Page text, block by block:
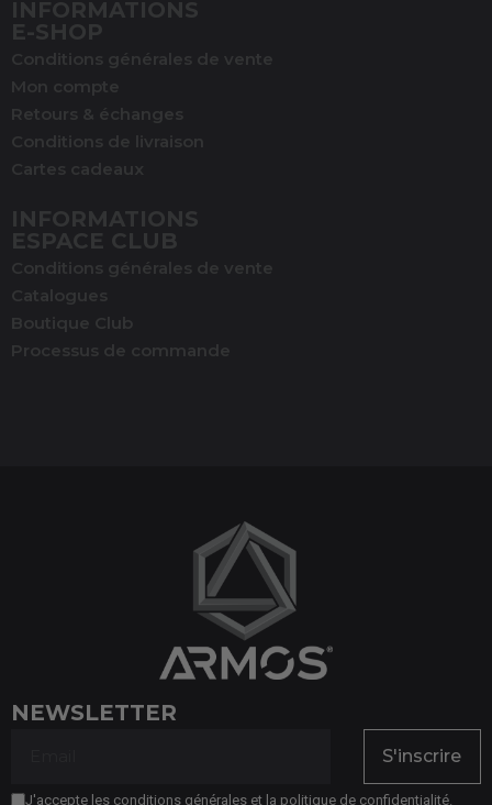
INFORMATIONS
E-SHOP
Conditions générales de vente
Mon compte
Retours & échanges
Conditions de livraison
Cartes cadeaux
INFORMATIONS
ESPACE CLUB
Conditions générales de vente
Catalogues
Boutique Club
Processus de commande
NEWSLETTER
S'inscrire
J'accepte les conditions générales et la politique de confidentialité.